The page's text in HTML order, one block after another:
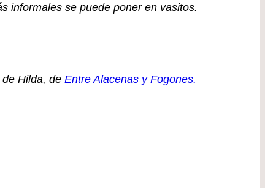
informales se puede poner en vasitos.
Hilda, de Entre Alacenas y Fogones.